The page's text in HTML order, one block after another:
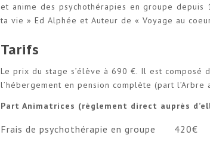
et anime des psychothérapies en groupe
ta vie » Ed Alphée et Auteur de « Voyage au
Tarifs
Le prix du stage s’élève à 690 €. Il est
l’hébergement en pension complète (part l’Arbre
Part Animatrices (règlement direct auprès
Frais de psychothérapie en groupe 420€